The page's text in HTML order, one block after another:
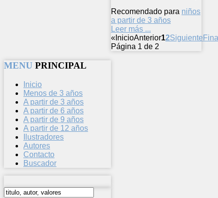
Recomendado para niños
a partir de 3 años
Leer más ...
« InicioAnterior12Siguiente
Página 1 de 2
MENU PRINCIPAL
Inicio
Menos de 3 años
A partir de 3 años
A partir de 6 años
A partir de 9 años
A partir de 12 años
Ilustradores
Autores
Contacto
Buscador